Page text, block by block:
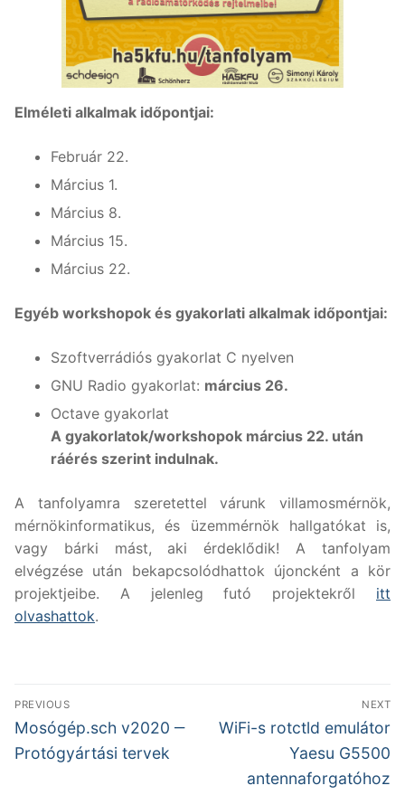
Elméleti alkalmak időpontjai:
Február 22.
Március 1.
Március 8.
Március 15.
Március 22.
Egyéb workshopok és gyakorlati alkalmak időpontjai:
Szoftverrádiós gyakorlat C nyelven
GNU Radio gyakorlat: március 26.
Octave gyakorlat
A gyakorlatok/workshopok március 22. után
ráérés szerint indulnak.
A tanfolyamra szeretettel várunk villamosmérnök,
mérnökinformatikus, és üzemmérnök hallgatókat is,
vagy bárki mást, aki érdeklődik! A tanfolyam
elvégzése után bekapcsolódhattok újoncként a kör
projektjeibe. A jelenleg futó projektekről itt
olvashattok.
Bejegyzés
navigáció
PREVIOUS
Previous
post:
Mosógép.sch v2020 ‒
Protógyártási tervek
NEXT
Next
WiFi-s rotctld emulátor
Yaesu G5500
antennaforgatóhoz